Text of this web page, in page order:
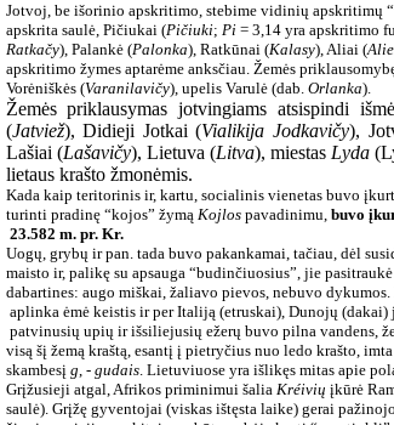
Jotvoj, be išorinio apskritimo, stebime vidinių apskritimų
apskrita saulė, Pičiukai (Pičiuki; Pi= 3,14 yra apskritimo
Ratkačy), Palankė (Palonka), Ratkūnai (Kalasy), Aliai (
apskritimo žymes aptarėme anksčiau. Žemės
Vorėniškės (Varanilavičy), upelis Varulė (dab. Orlanka).
Žemės priklausymas jotvingiams atsispindi
(Jatviež), Didieji Jotkai (Vialikija Jodkavičy),
Lašiai (Lašavičy), Lietuva (Litva), miestas Lyda
lietaus krašto žmonėmis.
Kada kaip teritorinis ir, kartu, socialinis vienetas buvo
turinti pradinę “kojos” žymą Kojlos pavadinimu, buvo
23.582 m. pr. Kr.
Uogų, grybų ir pan. tada buvo pakankamai, tačiau, dėl
maisto ir, palikę su apsauga “budinčiuosius”, jie
dabartines: augo miškai, žaliavo pievos, nebuvo
aplinka ėmė keistis ir per Italiją (etruskai), Dunojų
patvinusių upių ir išsiliejusių ežerų buvo pilna vandens,
visą šį žemą kraštą, esantį į pietryčius nuo ledo krašto,
skambesį g, - gudais. Lietuviuose yra išlikęs mitas apie
Grįžusieji atgal, Afrikos priminimui šalia Kréivių įkūrė
saulė). Grįžę gyventojai (viskas ištęsta laike) gerai